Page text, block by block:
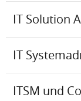
IT Solution
IT
ITSM und